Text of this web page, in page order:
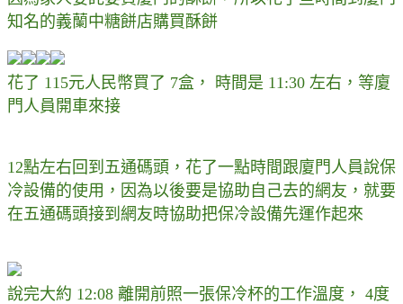
知名的義蘭中糖餅店購買酥餅
花了 115元人民幣買了 7盒， 時間是 11:30 左右，等廈
門人員開車來接
12點左右回到五通碼頭，花了一點時間跟廈門人員說保
冷設備的使用，因為以後要是協助自己去的網友，就要
在五通碼頭接到網友時協助把保冷設備先運作起來
說完大約 12:08 離開前照一張保冷杯的工作溫度， 4度